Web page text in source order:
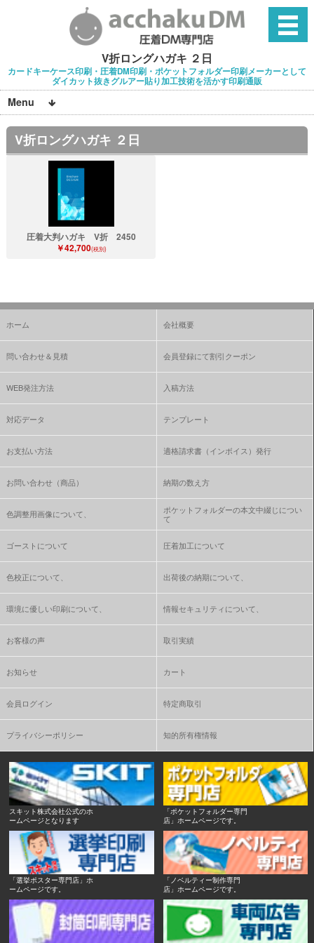
V折ロングハガキ ２日
カードキーケース印刷・圧着DM印刷・ポケットフォルダー印刷メーカーとして
ダイカット抜きグルアー貼り加工技術を活かす印刷通販
Menu
V折ロングハガキ ２日
圧着大判ハガキ V折 2450
￥42,700(税別)
ホーム 会社概要
問い合わせ＆見積 会員登録にて割引クーポン
WEB発注方法 入稿方法
対応データ テンプレート
お支払い方法 適格請求書（インボイス）発行
お問い合わせ（商品） 納期の数え方
色調整用画像について、
ポケットフォルダーの本文中綴じについ
て
ゴーストについて 圧着加工について
色校正について、 出荷後の納期について、
環境に優しい印刷について、 情報セキュリティについて、
お客様の声 取引実績
お知らせ カート
会員ログイン 特定商取引
プライバシーポリシー 知的所有権情報
スキット株式会社公式のホ
ームページとなります
「ポケットフォルダー専門
店」ホームページです。
「選挙ポスター専門店」ホ
ームページです。
「ノベルティー制作専門
店」ホームページです。